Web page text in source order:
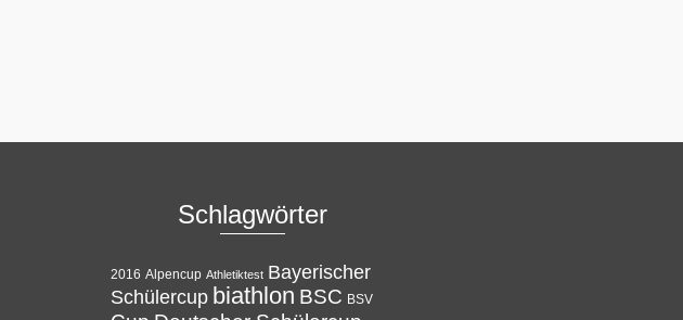
Schlagwörter
2016 Alpencup Athletiktest Bayerischer
Schülercup biathlon BSC BSV